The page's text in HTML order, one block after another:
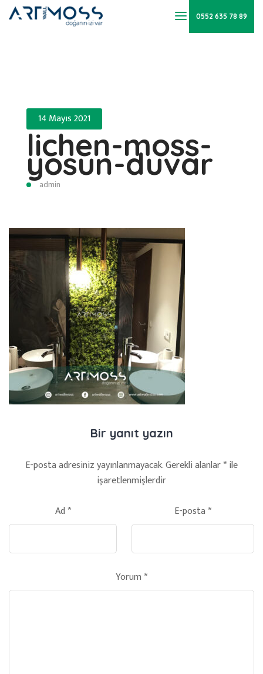
0552 635 78 89
14 Mayıs 2021
lichen-moss-
yosun-duvar
admin
Bir yanıt yazın
E-posta adresiniz yayınlanmayacak.Gerekli alanlar*ile
işaretlenmişlerdir
Ad* E-posta*
Yorum*